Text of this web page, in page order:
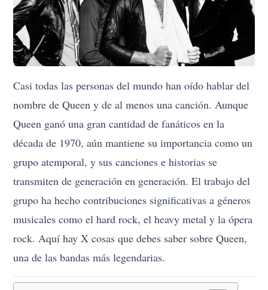
Casi todas las personas del mundo han oído hablar del
nombre de Queen y de al menos una canción. Aunque
Queen ganó una gran cantidad de fanáticos en la
década de 1970, aún mantiene su importancia como un
grupo atemporal, y sus canciones e historias se
transmiten de generación en generación. El trabajo del
grupo ha hecho contribuciones significativas a géneros
musicales como el hard rock, el heavy metal y la ópera
rock. Aquí hay X cosas que debes saber sobre Queen,
una de las bandas más legendarias.